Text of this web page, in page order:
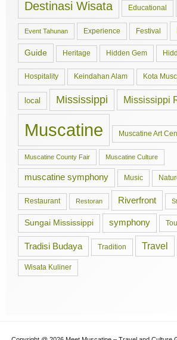
Destinasi Wisata Educational
Event Tahunan Experience Festival
Guide Heritage Hidden Gem
Hospitality Keindahan Alam Kota
local Mississippi Mississippi
Muscatine Muscatine Art
Muscatine County Fair Muscatine Culture
muscatine symphony Music
Restaurant Restoran Riverfront
Sungai Mississippi symphony
Tradisi Budaya Tradition Travel
Wisata Kuliner